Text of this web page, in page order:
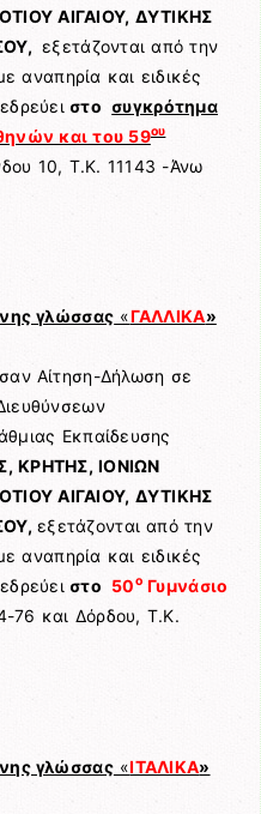
ΑΙΓΑΙΟΥ, ΔΥΤΙΚΗΣ
εξετάζονται από την
αναπηρία και ειδικές
στο συγκρότημα
και του 59ου
10, Τ.Κ. 11143 -Άνω
γλώσσας «ΓΑΛΛΙΚΑ»
Αίτηση-Δήλωση σε
Εκπαίδευσης
ΚΡΗΤΗΣ, ΙΟΝΙΩΝ
ΑΙΓΑΙΟΥ, ΔΥΤΙΚΗΣ
εξετάζονται από την
αναπηρία και ειδικές
στο 50ο Γυμνάσιο
76 και Δόρδου, Τ.Κ.
γλώσσας«ΙΤΑΛΙΚΑ»